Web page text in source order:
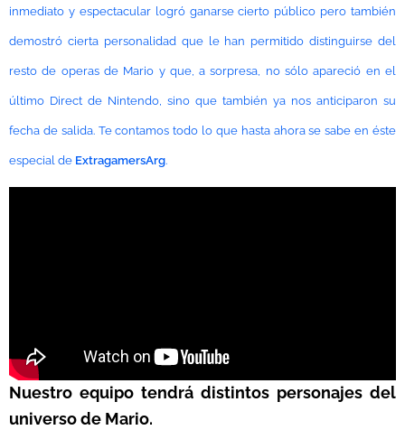
inmediato y espectacular logró ganarse cierto público pero también
demostró cierta personalidad que le han permitido distinguirse del
resto de operas de Mario y que, a sorpresa, no sólo apareció en el
último Direct de Nintendo, sino que también ya nos anticiparon su
fecha de salida. Te contamos todo lo que hasta ahora se sabe en éste
especial de ExtragamersArg.
Nuestro equipo tendrá distintos personajes del
universo de Mario.